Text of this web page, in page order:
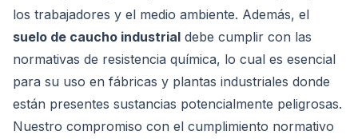
los trabajadores y el medio ambiente. Además, el
suelo de caucho industrial debe cumplir con las
normativas de resistencia química, lo cual es esencial
para su uso en fábricas y plantas industriales donde
están presentes sustancias potencialmente peligrosas.
Nuestro compromiso con el cumplimiento normativo